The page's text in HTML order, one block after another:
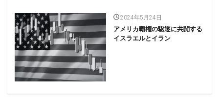
2024年5月24日
アメリカ覇権の駆逐に共闘する
イスラエルとイラン